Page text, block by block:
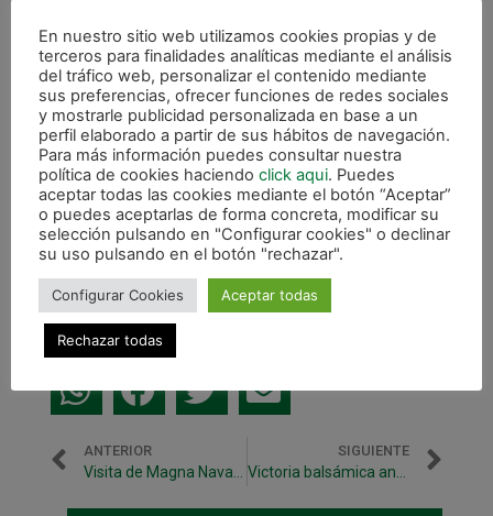
el Pabellón Anaitasuna.
La novedad principal en Magna Navarra es la
vuelta de Jesulito, que ha cumplido su partido
de sanción por la expulsion ante Inter
Movistar. Jesús Murga es duda para participar
en el choque pues ha pasado un proceso de
parotiditis durante esta semana que le ha
dejado muy debilitado.
ANTERIOR SIGUIENTE
En nuestro sitio web utilizamos cookies propias y de
terceros para finalidades analíticas mediante el análisis
del tráfico web, personalizar el contenido mediante
sus preferencias, ofrecer funciones de redes sociales
y mostrarle publicidad personalizada en base a un
perfil elaborado a partir de sus hábitos de navegación.
Para más información puedes consultar nuestra
política de cookies haciendo click aqui. Puedes
aceptar todas las cookies mediante el botón “Aceptar”
o puedes aceptarlas de forma concreta, modificar su
selección pulsando en "Configurar cookies" o declinar
su uso pulsando en el botón "rechazar".
Configurar Cookies Aceptar todas
Rechazar todas